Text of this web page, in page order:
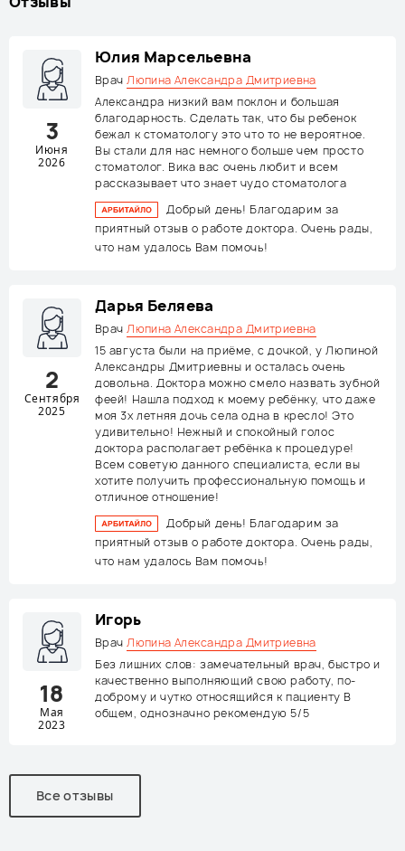
3
Июня
2026
Юлия Марсельевна
ВрачЛюпина Александра Дмитриевна
Александра низкий вам поклон и большая
благодарность. Сделать так, что бы ребенок
бежал к стоматологу это что то не вероятное.
Вы стали для нас немного больше чем просто
стоматолог. Вика вас очень любит и всем
рассказывает что знает чудо стоматолога
Добрый день! Благодарим за
приятный отзыв о работе доктора. Очень рады,
что нам удалось Вам помочь!
2
Сентября
2025
Дарья Беляева
ВрачЛюпина Александра Дмитриевна
15 августа были на приёме, с дочкой, у Люпиной
Александры Дмитриевны и осталась очень
довольна. Доктора можно смело назвать зубной
феей! Нашла подход к моему ребёнку, что даже
моя 3х летняя дочь села одна в кресло! Это
удивительно! Нежный и спокойный голос
доктора располагает ребёнка к процедуре!
Всем советую данного специалиста, если вы
хотите получить профессиональную помощь и
отличное отношение!
Добрый день! Благодарим за
приятный отзыв о работе доктора. Очень рады,
что нам удалось Вам помочь!
18
Мая
2023
Игорь
ВрачЛюпина Александра Дмитриевна
Без лишних слов: замечательный врач, быстро и
качественно выполняющий свою работу, по-
доброму и чутко относящийся к пациенту В
общем, однозначно рекомендую 5/5
Все отзывы